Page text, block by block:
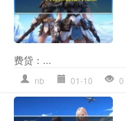
费贷：...
nb 01-10 0